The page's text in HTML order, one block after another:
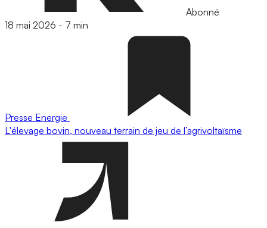
Abonné
18 mai 2026 - 7 min
Presse Energie
L'élevage bovin, nouveau terrain de jeu de l’agrivoltaïsme